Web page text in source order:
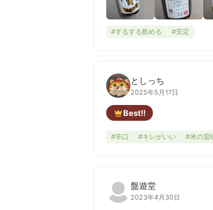
#するする飲める #安定
としっち
2025年5月17日
Best!!
#辛口 #キレがいい #米の旨
盤遊堂
2023年4月30日